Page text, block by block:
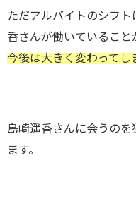
ただアルバイトのシフ
香さんが働いていること
今後は大きく変わってし
島崎遥香さんに会うの
ます。